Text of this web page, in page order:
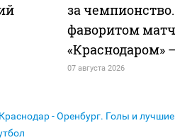
за
фаворитом
«Краснодаром»
07 августа 2026
Краснодар - Оренбург. Голы и